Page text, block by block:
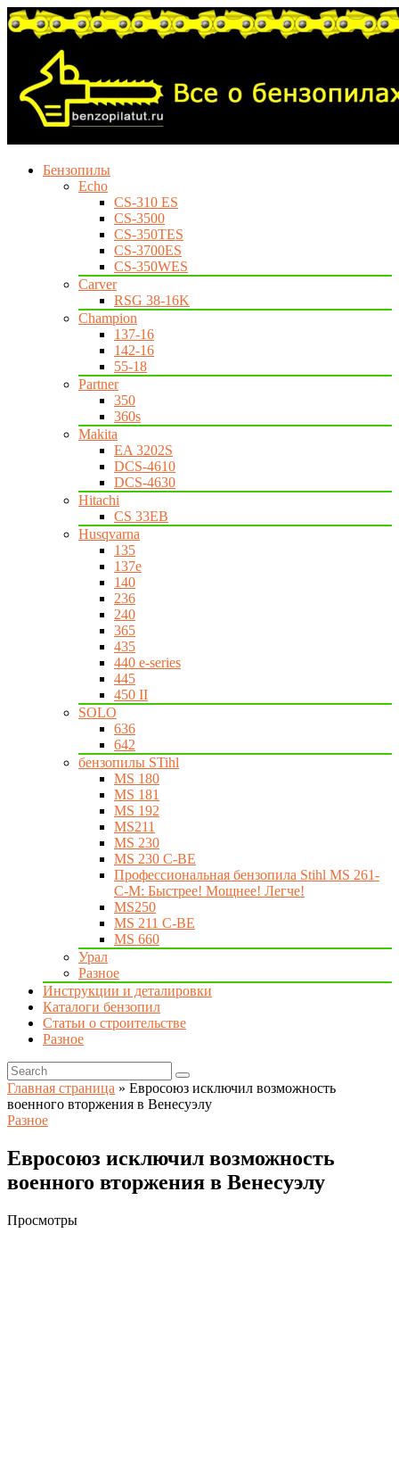
Бензопилы
Echo
CS-310 ES
CS-3500
CS-350TES
CS-3700ES
CS-350WES
Carver
RSG 38-16K
Champion
137-16
142-16
55-18
Partner
350
360s
Makita
EA 3202S
DCS-4610
DCS-4630
Hitachi
CS 33EB
Husqvarna
135
137e
140
236
240
365
435
440 e-series
445
450 II
SOLO
636
642
бензопилы STihl
MS 180
MS 181
MS 192
MS211
MS 230
MS 230 C-BE
Профессиональная бензопила Stihl MS 261-
C-M: Быстрее! Мощнее! Легче!
MS250
MS 211 C-BE
MS 660
Урал
Разное
Инструкции и деталировки
Каталоги бензопил
Статьи о строительстве
Разное
Главная страница » Евросоюз исключил возможность
военного вторжения в Венесуэлу
Разное
Евросоюз исключил возможность
военного вторжения в Венесуэлу
Просмотры